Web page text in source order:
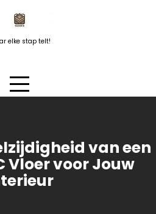
elke stap telt!
van een
Vloer voor Jouw